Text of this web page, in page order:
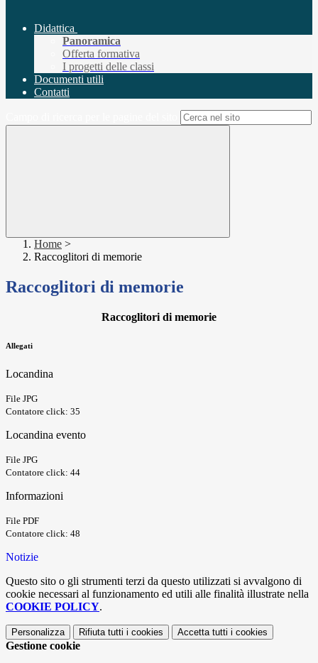
Didattica
Panoramica
Offerta formativa
I progetti delle classi
Documenti utili
Contatti
Home >
Raccoglitori di memorie
Raccoglitori di memorie
Raccoglitori di memorie
Allegati
Locandina
File JPG
Contatore click: 35
Locandina evento
File JPG
Contatore click: 44
Informazioni
File PDF
Contatore click: 48
Notizie
Questo sito o gli strumenti terzi da questo utilizzati si avvalgono di
cookie necessari al funzionamento ed utili alle finalità illustrate nella
COOKIE POLICY.
Personalizza Rifiuta tutti i cookies Accetta tutti i cookies
Gestione cookie